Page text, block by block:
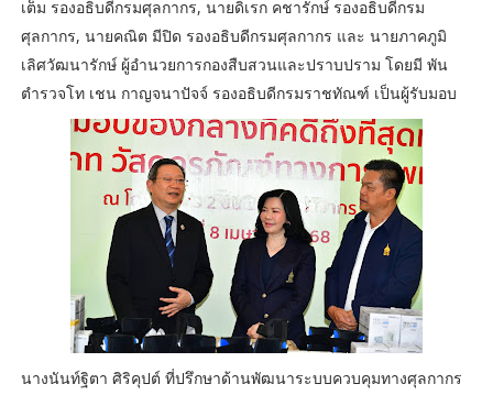
เต็ม รองอธิบดีกรมศุลกากร, นายดิเรก คชารักษ์ รองอธิบดีกรม
ศุลกากร, นายคณิต มีปิด รองอธิบดีกรมศุลกากร และ นายภาคภูมิ
เลิศวัฒนารักษ์ ผู้อำนวยการกองสืบสวนและปราบปราม โดยมี พัน
ตำรวจโท เชน กาญจนาปัจจ์ รองอธิบดีกรมราชทัณฑ์ เป็นผู้รับมอบ
นางนันท์ฐิตา ศิริคุปต์ ที่ปรึกษาด้านพัฒนาระบบควบคุมทางศุลกากร